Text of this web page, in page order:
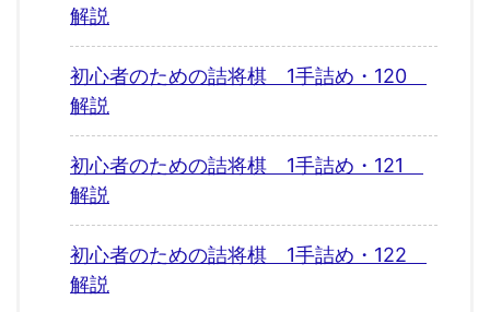
解説
初心者のための詰将棋 1手詰め・120
解説
初心者のための詰将棋 1手詰め・121
解説
初心者のための詰将棋 1手詰め・122
解説